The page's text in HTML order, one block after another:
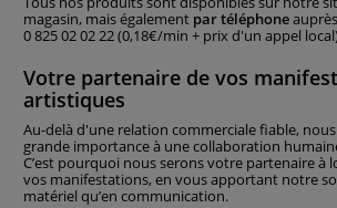
magasin, mais également par téléphone
0 825 02 02 22 (0,18€/min + prix d'un appel
Votre partenaire de vos
artistiques
Au-delà d'une relation commerciale fiable,
grande importance à une collaboration
C’est pourquoi nous serons votre partenaire à
vos manifestations, en vous apportant notre
matériel qu’en communication.